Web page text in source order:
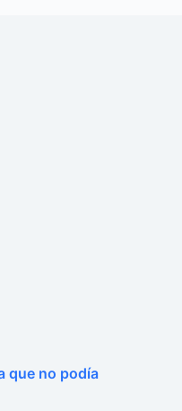
que no podía